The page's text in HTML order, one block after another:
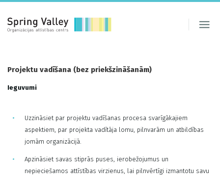
Projektu vadīšana (bez priekšzināšanām)
Ieguvumi
Uzzināsiet par projektu vadīšanas procesa svarīgākajiem
aspektiem, par projekta vadītāja lomu, pilnvarām un atbildības
jomām organizācijā.
Apzināsiet savas stiprās puses, ierobežojumus un
nepieciešamos attīstības virzienus, lai pilnvērtīgi izmantotu savu